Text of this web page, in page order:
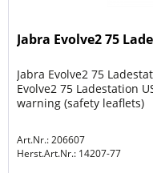
Jabra Evolve2 75
Jabra Evolve2 75
Evolve2 75 Ladestation
warning (safety leaflets)
Art.Nr.: 206607
Herst.Art.Nr.: 14207-77